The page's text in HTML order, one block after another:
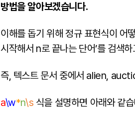
방법을 알아보겠습니다.
이해를 돕기 위해 정규 표현식이 어
시작해서 n로 끝나는 단어’를 검색
즉, 텍스트 문서 중에서 alien,
a\w*n\s 식을 설명하면 아래와 같